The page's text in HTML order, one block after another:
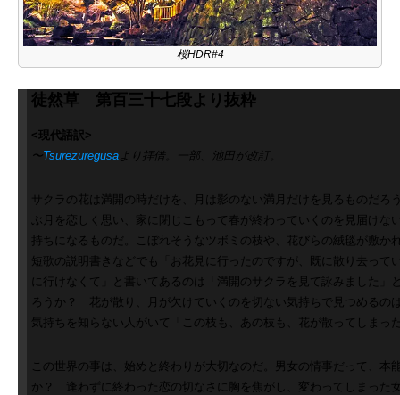
桜HDR#4
徒然草 第百三十七段より抜粋
<現代語訳>
〜Tsurezuregusa より拝借。一部、池田が改訂。
サクラの花は満開の時だけを、月は影のない満月だけを見るものだ
ぶ月を恋しく思い、家に閉じこもって春が終わっていくのを見届けな
持ちになるものだ。こぼれそうなツボミの枝や、花びらの絨毯が敷か
短歌の説明書きなどでも「お花見に行ったのですが、既に散り去って
に行けなくて」と書いてあるのは「満開のサクラを見て詠みました」
ろうか？ 花が散り、月が欠けていくのを切ない気持ちで見つめるの
気持ちを知らない人がいて「この枝も、あの枝も、花が散ってしまっ
この世界の事は、始めと終わりが大切なのだ。男女の情事だって、本
か？ 逢わずに終わった恋の切なさに胸を焦がし、変わってしまった